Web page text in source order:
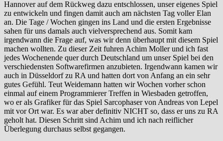
Hannover auf dem Rückweg dazu entschlossen, unser eigenes Spiel
zu entwickeln und fingen damit auch am nächsten Tag voller Elan
an. Die Tage / Wochen gingen ins Land und die ersten Ergebnisse
sahen für uns damals auch vielversprechend aus. Somit kam
irgendwann die Frage auf, was wir denn überhaupt mit diesem Spiel
machen wollten. Zu dieser Zeit fuhren Achim Moller und ich fast
jedes Wochenende quer durch Deutschland um unser Spiel bei den
verschiedensten Softwarefirmen anzubieten. Irgendwann kamen wir
auch in Düsseldorf zu RA und hatten dort von Anfang an ein sehr
gutes Gefühl. Teut Weidemann hatten wir Wochen vorher schon
einmal auf einem Programmierer Treffen in Wiesbaden getroffen,
wo er als Grafiker für das Spiel Sarcophaser von Andreas von Lepel
mit vor Ort war. Es war aber definitiv NICHT so, dass er uns zu RA
geholt hat. Diesen Schritt sind Achim und ich nach reiflicher
Überlegung durchaus selbst gegangen.